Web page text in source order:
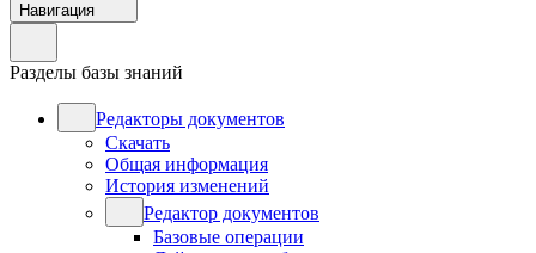
Навигация
Разделы базы знаний
Редакторы документов
Скачать
Общая информация
История изменений
Редактор документов
Базовые операции